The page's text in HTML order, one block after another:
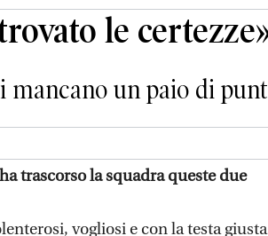
le
un paio di
trascorso la squadra queste due
vogliosi e con la testa